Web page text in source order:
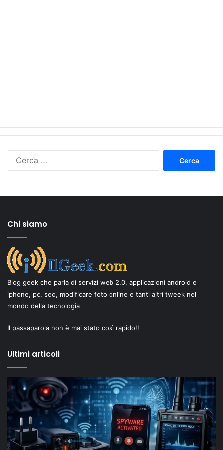
Chi siamo
Blog geek che parla di servizi web 2.0, applicazioni android e
iphone, pc, seo, modificare foto online e tanti altri tweek nel
mondo della tecnologia
Il passaparola non è mai stato così rapido!!
Ultimi articoli
“New
Old”
Drop
Shaiya
mostra